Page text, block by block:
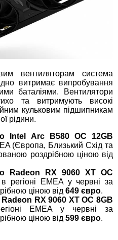
вентиляторам система
витримає випробування
баталіями. Вентилятори
та витримують високі
кульковим підшипникам
рідини.
Intel Arc B580 OC 12GB
(Європа, Близький Схід та
роздрібною ціною від
Radeon RX 9060 XT OC
регіоні EMEA у червні за
ціною від 649 євро.
RX 9060 XT OC 8GB
EMEA у червні за
ціною від 599 євро.